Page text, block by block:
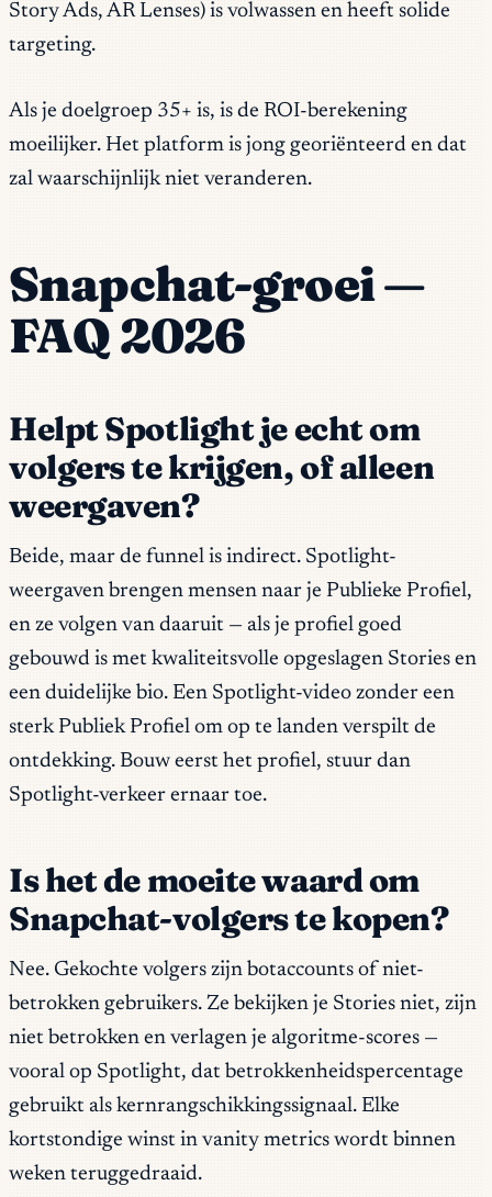
Story Ads, AR Lenses) is volwassen en heeft solide
targeting.
Als je doelgroep 35+ is, is de ROI-berekening
moeilijker. Het platform is jong georiënteerd en dat
zal waarschijnlijk niet veranderen.
Snapchat-groei —
FAQ 2026
Helpt Spotlight je echt om
volgers te krijgen, of alleen
weergaven?
Beide, maar de funnel is indirect. Spotlight-
weergaven brengen mensen naar je Publieke Profiel,
en ze volgen van daaruit — als je profiel goed
gebouwd is met kwaliteitsvolle opgeslagen Stories en
een duidelijke bio. Een Spotlight-video zonder een
sterk Publiek Profiel om op te landen verspilt de
ontdekking. Bouw eerst het profiel, stuur dan
Spotlight-verkeer ernaar toe.
Is het de moeite waard om
Snapchat-volgers te kopen?
Nee. Gekochte volgers zijn botaccounts of niet-
betrokken gebruikers. Ze bekijken je Stories niet, zijn
niet betrokken en verlagen je algoritme-scores —
vooral op Spotlight, dat betrokkenheidspercentage
gebruikt als kernrangschikkingssignaal. Elke
kortstondige winst in vanity metrics wordt binnen
weken teruggedraaid.